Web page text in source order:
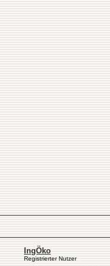
IngÖko
Registrierter Nutzer